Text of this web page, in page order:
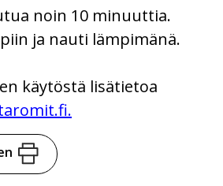
noin 10 minuuttia.
ja nauti lämpimänä.
käytöstä lisätietoa